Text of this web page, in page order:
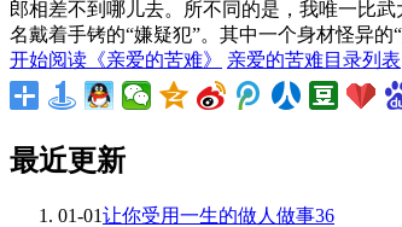
郎相差不到哪儿去。所不同的是，我唯一比
名戴着手铐的“嫌疑犯”。其中一个身材怪异
开始阅读《亲爱的苦难》
亲爱的苦难目录列表
最近更新
01-01让你受用一生的做人做事36